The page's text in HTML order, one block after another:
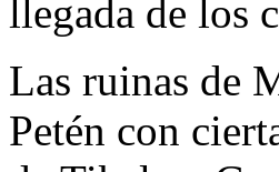
llegada de los
Las ruinas de
Petén con